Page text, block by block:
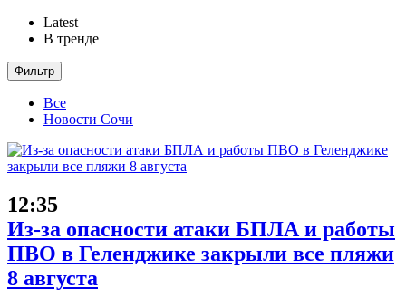
Latest
В тренде
Фильтр
Все
Новости Сочи
12:35
Из-за опасности атаки БПЛА и работы
ПВО в Геленджике закрыли все пляжи
8 августа